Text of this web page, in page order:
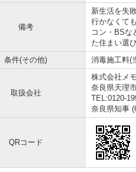
備考
新生活を失
行かなくて
コン・BS
た住まい選
条件(その他)
消毒施工料(
取扱会社
株式会社メ
奈良県天理
TEL:0120-
奈良県知事
QRコード